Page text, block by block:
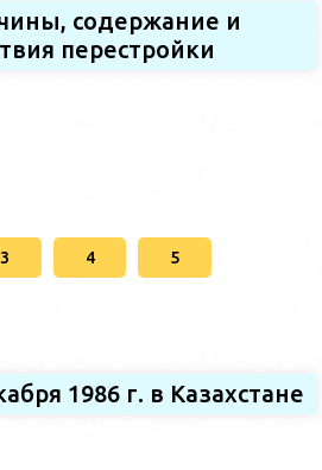
содержание и
перестройки
3 4 5
1986 г. в Казахстане